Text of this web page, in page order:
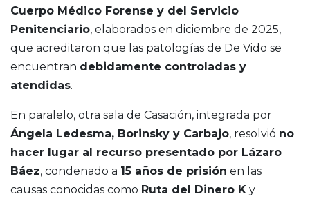
Cuerpo Médico Forense y del Servicio
Penitenciario, elaborados en diciembre de 2025,
que acreditaron que las patologías de De Vido se
encuentran debidamente controladas y
atendidas.
En paralelo, otra sala de Casación, integrada por
Ángela Ledesma, Borinsky y Carbajo, resolvió no
hacer lugar al recurso presentado por Lázaro
Báez, condenado a 15 años de prisión en las
causas conocidas como Ruta del Dinero K y